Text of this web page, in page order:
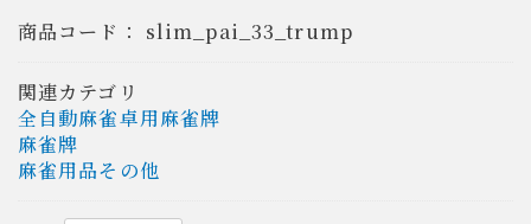
商品コード： slim_pai_33_trump
関連カテゴリ
全自動麻雀卓用麻雀牌
麻雀牌
麻雀用品その他